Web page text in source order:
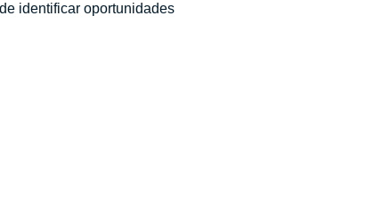
identificar oportunidades